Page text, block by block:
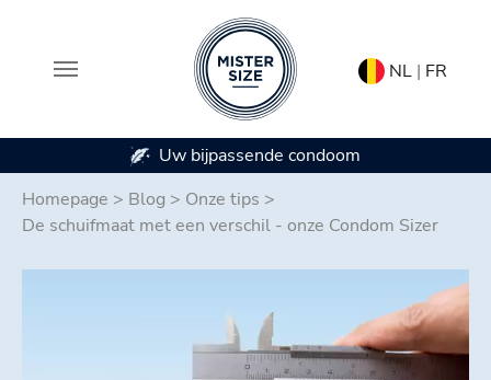
NL | FR
Beschikbaar in 7 condoommaten
Homepage > Blog > Onze tips >
De schuifmaat met een verschil - onze Condom Sizer